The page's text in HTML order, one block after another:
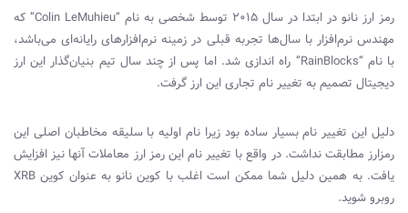
رمز ارز نانو در ابتدا در سال 2015 توسط شخصی به نام “Colin LeMuhieu” که
مهندس نرم‌افزار با سال‌ها تجربه قبلی در زمینه نرم‌افزارهای رایانه‌ای می‌باشد،
با نام “RainBlocks” راه اندازی شد. اما پس از چند سال تیم بنیان‌گذار این ارز
دیجیتال تصمیم به تغییر نام تجاری این ارز گرفت.
دلیل این تغییر نام بسیار ساده بود زیرا نام اولیه با سلیقه مخاطبان اصلی این
رمزارز مطابقت نداشت. در واقع با تغییر نام این رمز ارز معاملات آنها نیز افزایش
یافت. به همین دلیل شما ممکن است اغلب با کوین نانو به عنوان کوین XRB
روبرو شوید.